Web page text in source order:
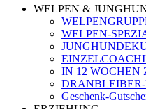
WELPEN &
WELPEN-
IN 12 WOCHEN
Geschenk-